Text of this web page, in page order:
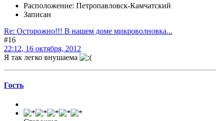
Расположение: Петропавловск-Камчатский
Записан
Re: Осторожно!!! В нашем доме микроволновка...
#16
22:12, 16 октября, 2012
Я так легко внушаема
Гоcть